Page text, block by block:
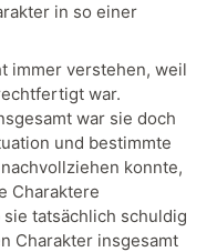
in so einer
immer verstehen, weil
war.
war sie doch
und bestimmte
konnte,
Charaktere
tatsächlich schuldig
Charakter insgesamt